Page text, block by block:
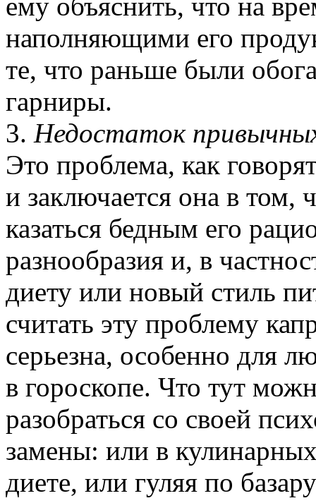
наполняющими его
те, что раньше были
гарниры.
3. Недостаток
Это проблема, как
и заключается она в том,
казаться бедным его
разнообразия и, в
диету или новый стиль
считать эту проблему
серьезна, особенно для
в гороскопе. Что тут
разобраться со своей
замены: или в
диете, или гуляя по